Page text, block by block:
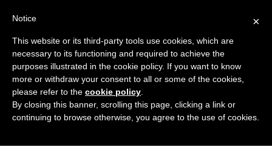
Главная Условия оказания услуг
Условия оказания
услуг
×
Notice
This website or its third-party tools use cookies, which are
necessary to its functioning and required to achieve the
purposes illustrated in the cookie policy. If you want to know
more or withdraw your consent to all or some of the cookies,
please refer to the cookie policy
By closing this banner, scrolling this page, clicking a link or
continuing to browse otherwise, you agree to the use of cookies.